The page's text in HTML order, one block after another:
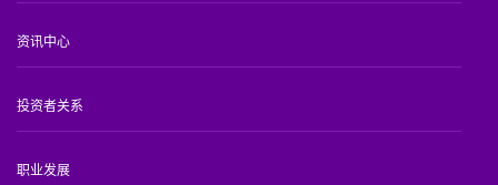
资讯中心
投资者关系
职业发展